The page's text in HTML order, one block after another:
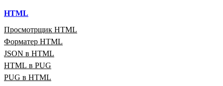
HTML
Просмотрщик HTML
Форматер HTML
JSON в HTML
HTML в PUG
PUG в HTML